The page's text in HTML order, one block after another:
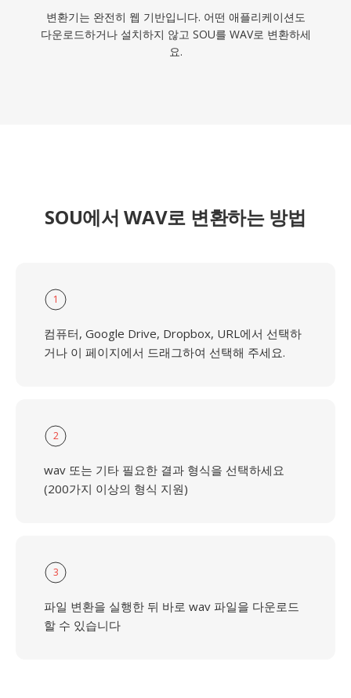
변환기는 완전히 웹 기반입니다. 어떤 애플리케이션도
다운로드하거나 설치하지 않고 SOU를 WAV로 변환하세
요.
SOU에서 WAV로 변환하는 방법
1
컴퓨터, Google Drive, Dropbox, URL에서 선택하
거나 이 페이지에서 드래그하여 선택해 주세요.
2
wav 또는 기타 필요한 결과 형식을 선택하세요
(200가지 이상의 형식 지원)
3
파일 변환을 실행한 뒤 바로 wav 파일을 다운로드
할 수 있습니다